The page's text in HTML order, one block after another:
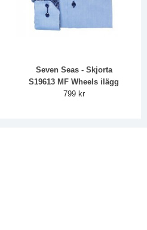
Seven Seas - Skjorta
S19613 MF Wheels ilägg
799 kr